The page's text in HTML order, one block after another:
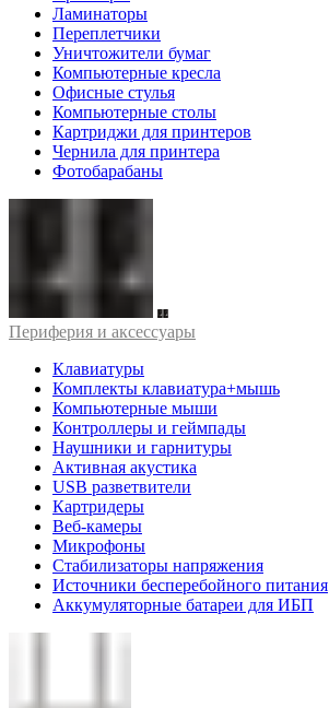
Ламинаторы
Переплетчики
Уничтожители бумаг
Компьютерные кресла
Офисные стулья
Компьютерные столы
Картриджи для принтеров
Чернила для принтера
Фотобарабаны
Периферия и аксессуары
Клавиатуры
Комплекты клавиатура+мышь
Компьютерные мыши
Контроллеры и геймпады
Наушники и гарнитуры
Активная акустика
USB разветвители
Картридеры
Веб-камеры
Микрофоны
Стабилизаторы напряжения
Источники бесперебойного питания
Аккумуляторные батареи для ИБП